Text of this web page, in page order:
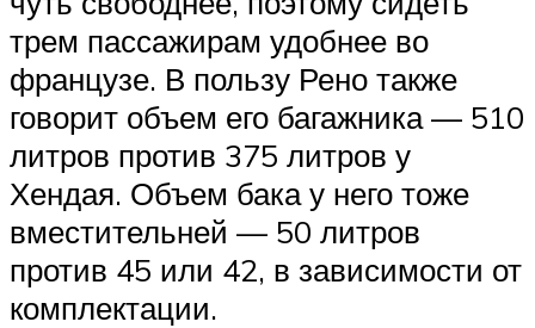
трем пассажирам удобнее во
французе. В пользу Рено также
говорит объем его багажника — 510
литров против 375 литров у
Хендая. Объем бака у него тоже
вместительней — 50 литров
против 45 или 42, в зависимости от
комплектации.